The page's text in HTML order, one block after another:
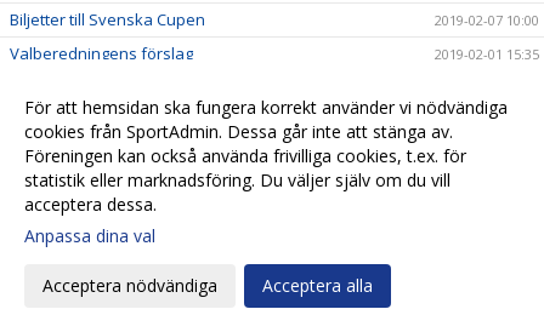
Biljetter till Svenska Cupen 2019-02-07 10:00
Valberedningens förslag 2019-02-01 15:35
Biljettinformation inför Svenska Cupen! 2019-01-23 20:51
Kalle Olsson, ny klubbchef i Eskils 2019-01-22 15:45
Seniorlagens träningsläger spikade 2019-01-22 13:27
Eskils ungdomsläger 2019!
Eskils lånar målvakt från MFF
För att hemsidan ska fungera korrekt använder vi nödvändiga
cookies från SportAdmin. Dessa går inte att stänga av.
Föreningen kan också använda frivilliga cookies, t.ex. för
statistik eller marknadsföring. Du väljer själv om du vill
acceptera dessa.
Anpassa dina val
Acceptera nödvändiga Acceptera alla